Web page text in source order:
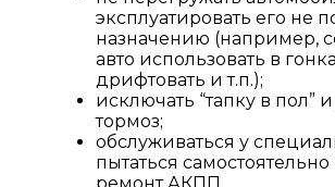
эксплуатировать его не
назначению (например,
авто использовать в
дрифтовать и т.п.);
исключать “тапку в пол”
тормоз;
обслуживаться у
пытаться
ремонт АКПП.